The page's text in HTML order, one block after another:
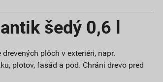
šedý 0,6 l
plôch v exteriéri, napr.
plotov, fasád a pod. Chráni drevo pred